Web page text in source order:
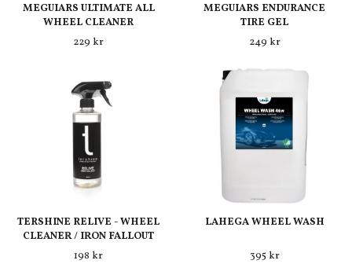
MEGUIARS ULTIMATE ALL
WHEEL CLEANER
229 kr
MEGUIARS ENDURANCE
TIRE GEL
249 kr
TERSHINE RELIVE - WHEEL
CLEANER / IRON FALLOUT
198 kr
LAHEGA WHEEL WASH
395 kr